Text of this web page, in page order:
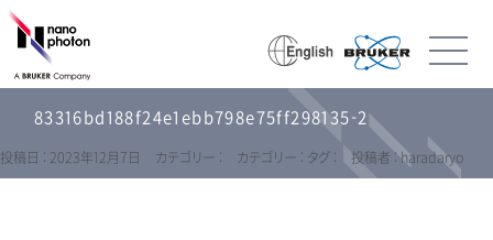
83316bd188f24e1ebb798e75ff298135-2
投稿日 : 2023年12月7日 カテゴリー : カテゴリー : タグ : 投稿者 : haradaryo